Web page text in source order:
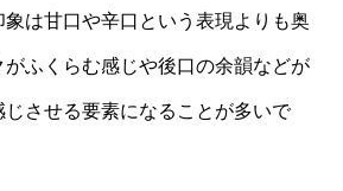
象は甘口や辛口という表現よりも奥
ふくらむ感じや後口の余韻などが
じさせる要素になることが多いで